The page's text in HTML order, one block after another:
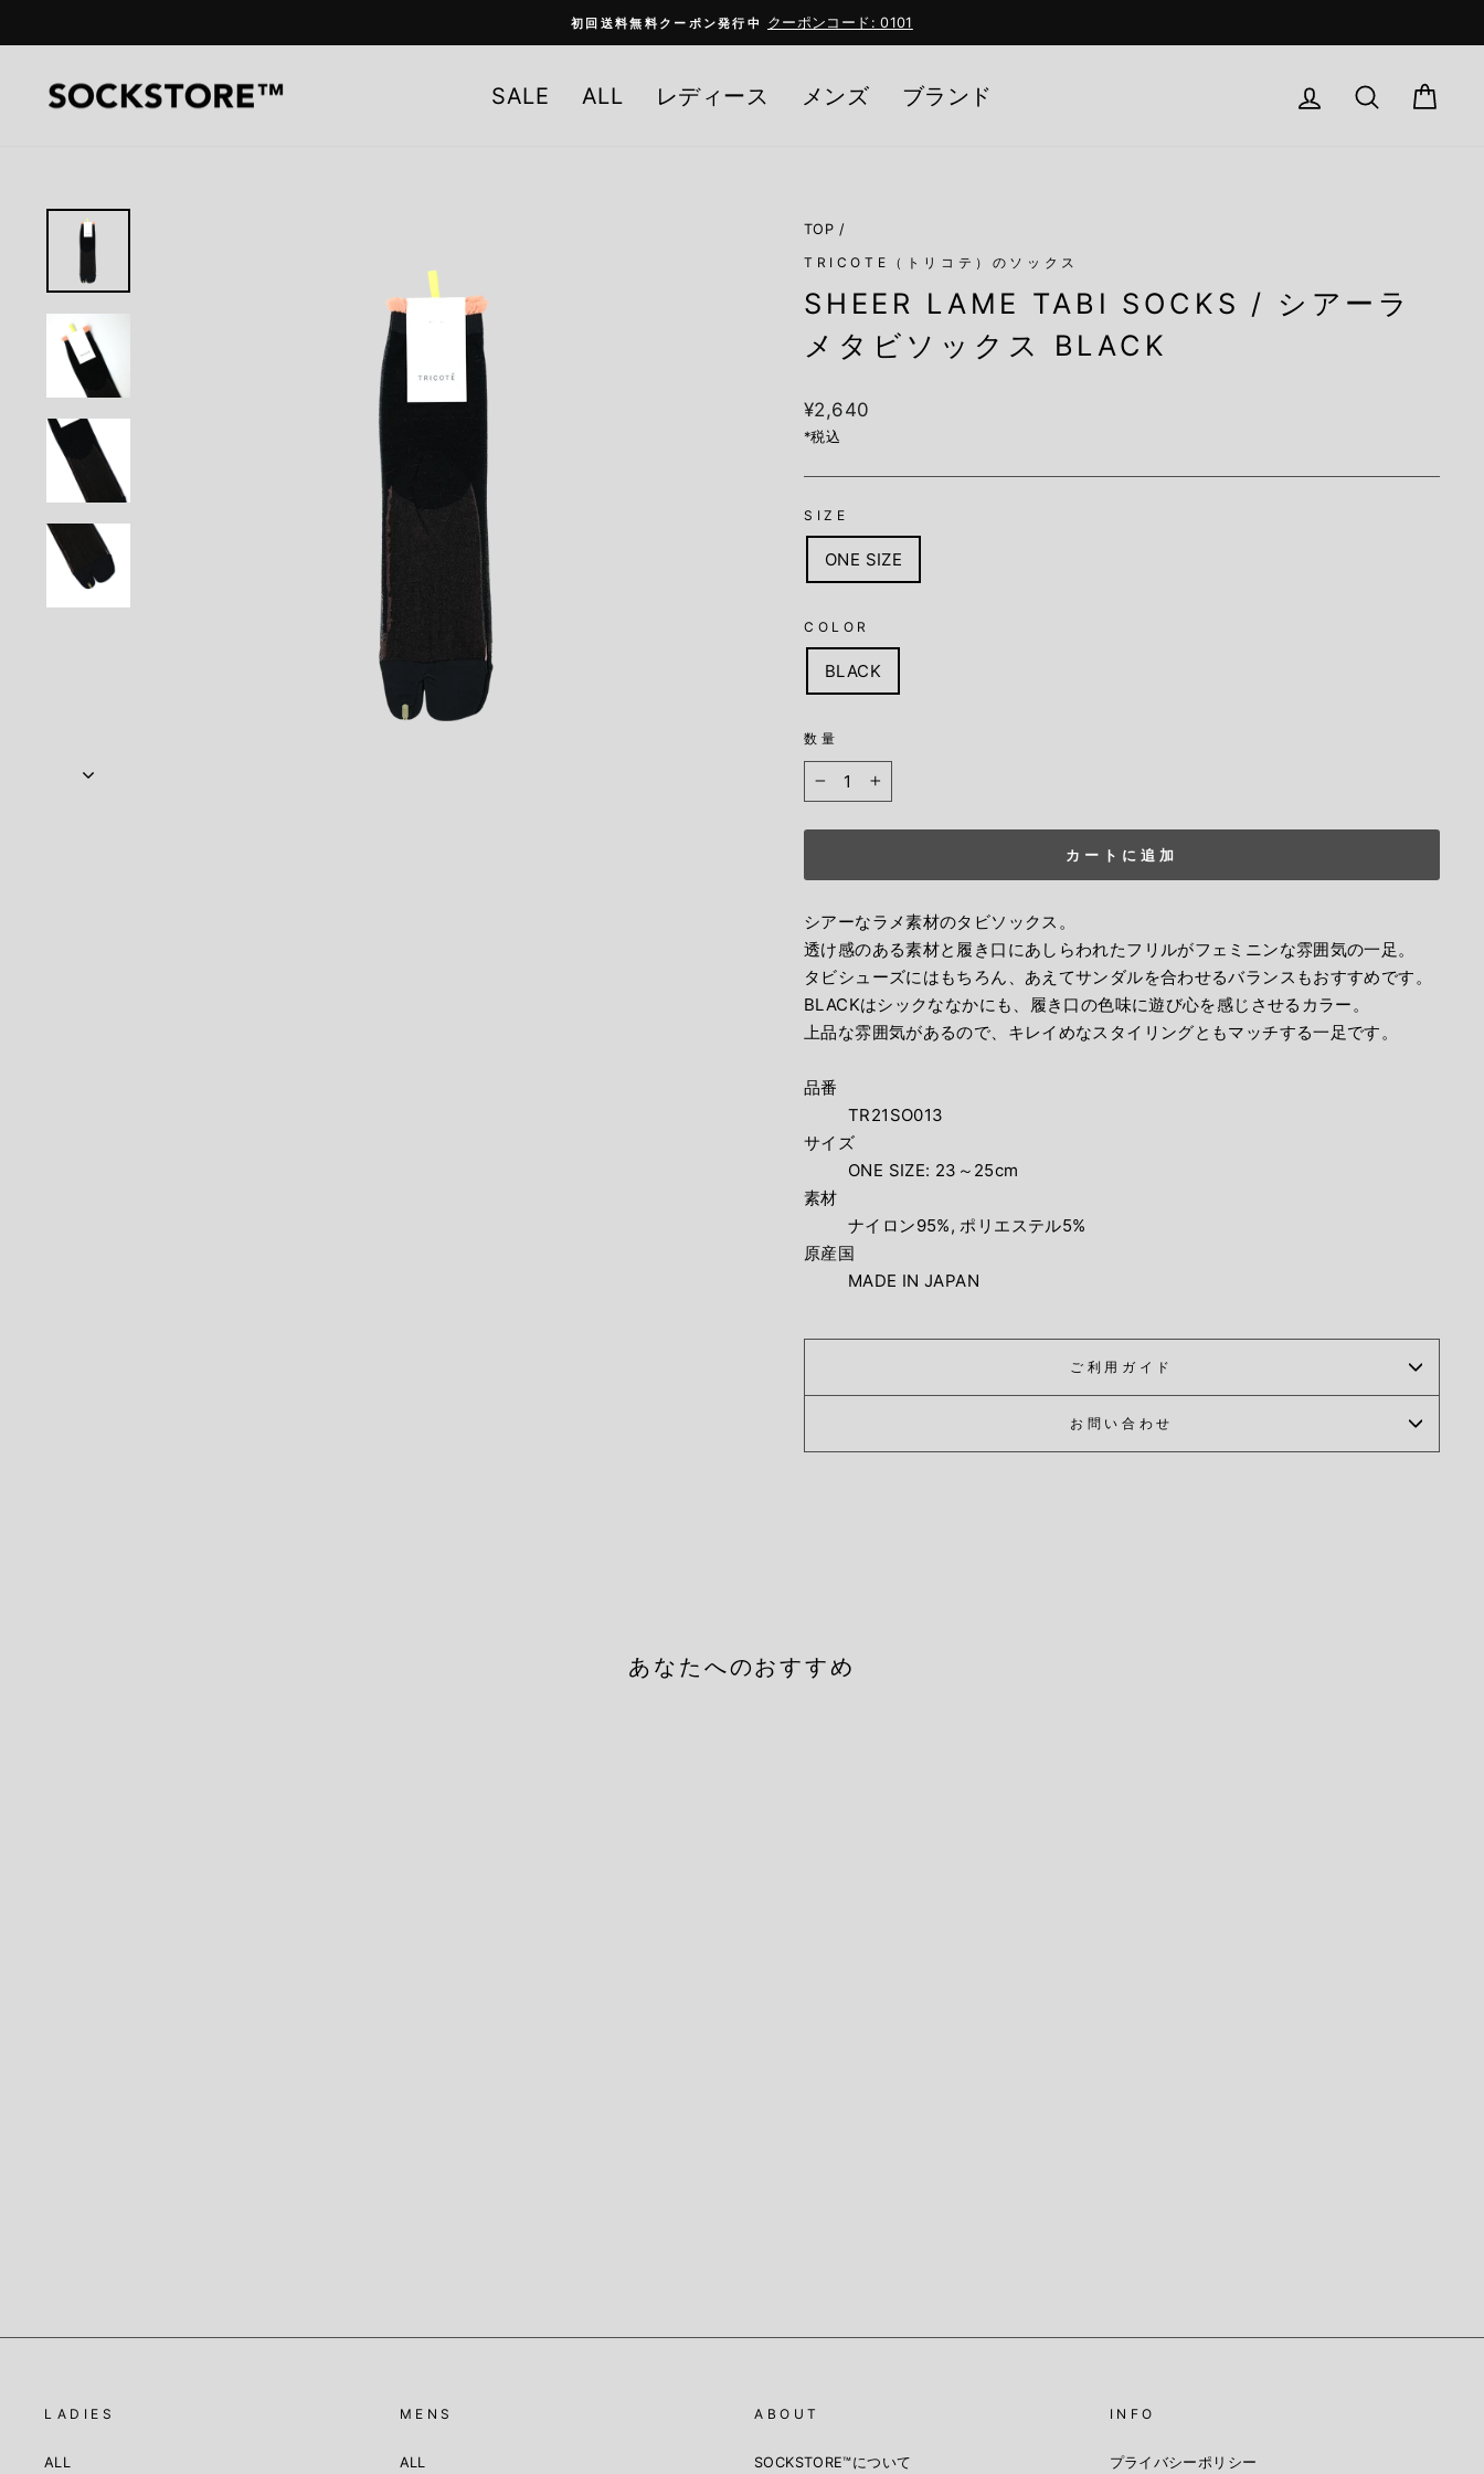
ン
Pause
初回送料無料クーポン発行中 クーポンコード: 0101
SALE ALL レディース メンズ ブランド Log in 検索
TOP /
TRICOTE（トリコテ）のソックス
SHEER LAME TABI SOCKS / シアーラ
メタビソックス BLACK
定
価
¥2,640
*税込
SIZE
ONE SIZE
COLOR
BLACK
数量
+
カートに追加
シアーなラメ素材のタビソックス。
透け感のある素材と履き口にあしらわれたフリルがフェミニンな雰囲気の一足。
タビシューズにはもちろん、あえてサンダルを合わせるバランスもおすすめです。
BLACKはシックななかにも、履き口の色味に遊び心を感じさせるカラー。
上品な雰囲気があるので、キレイめなスタイリングともマッチする一足です。
品番
TR21SO013
サイズ
ONE SIZE: 23～25cm
素材
ナイロン95%, ポリエステル5%
原産国
MADE IN JAPAN
ご利用ガイド
お問い合わせ
あなたへのおすすめ
LADIES
ALL
MENS
ALL
ABOUT
SOCKSTORE™️について
INFO
プライバシーポリシー